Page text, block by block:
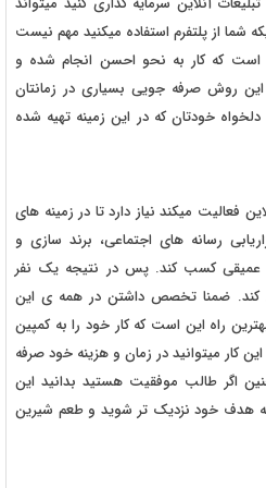
شما از پلتفرم استفاده میکنید مهم نیست
است که کار به نحو احسن انجام شده و
روش صرفه جویی بسیاری در زمانتان
خودتان که در این زمینه تهیه شده
فعالیت میکند نیاز دارد تا در زمینه های
رسانه های اجتماعی، برند سازی و
عمیقی کسب کند. پس در نتیجه یک نفر
کند. ضمنا تخصص داشتن در همه ی این
راه این است که کار خود را به کمپین
کار میتوانید در زمان و هزینه خود صرفه
اگر طالب موفقیت هستید بدانید این
هدف خود نزدیک تر شوید و طعم شیرین